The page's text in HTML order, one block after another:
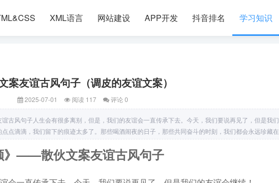
XML语言 网站建设 APP开发 抖音排名 学习知识
案友谊古风句子（调皮的友谊文案）
2025-07-01 阅读 117 评论 0
古风句子人生会有很多离别，但是，我们的友谊会一直传承下去。今天，我们要说再见了，但是我们
点滴滴，我们留下的痕迹太多了。那些喝酒闹夜的日子，那些共同奋斗的时刻，我们都会永远珍藏在
个人是最“精神”的一位，喜欢讲笑话逗大家开心。或者是
》——散伙文案友谊古风句子